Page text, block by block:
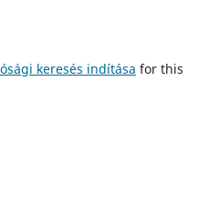
keresés indítása for this